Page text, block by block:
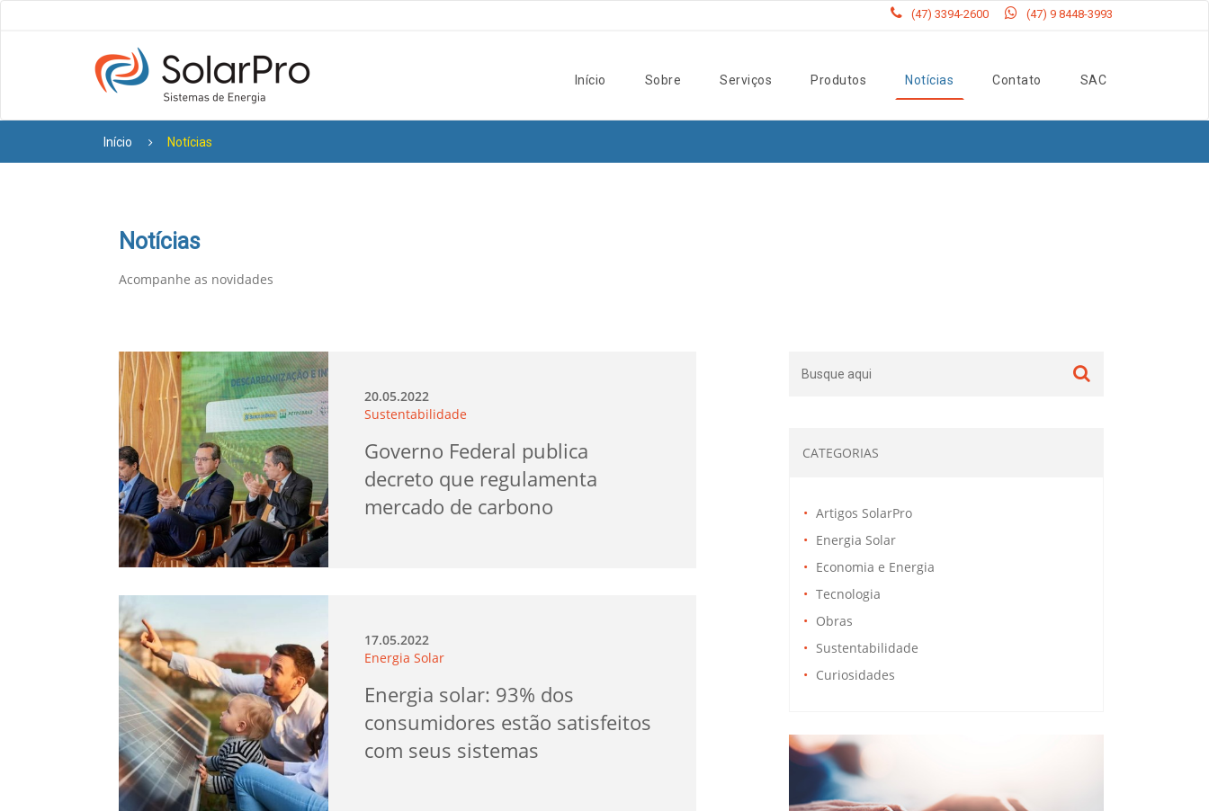
(47) 3394-2600 (47) 9 8448-3993
Início Sobre Serviços Produtos Notícias Contato SAC
Início Notícias
Notícias
Acompanhe as novidades
CATEGORIAS
Artigos SolarPro
Energia Solar
Economia e Energia
Tecnologia
Obras
Sustentabilidade
Curiosidades
20.05.2022
Sustentabilidade
Governo Federal publica
decreto que regulamenta
mercado de carbono
17.05.2022
Energia Solar
Energia solar: 93% dos
consumidores estão satisfeitos
com seus sistemas